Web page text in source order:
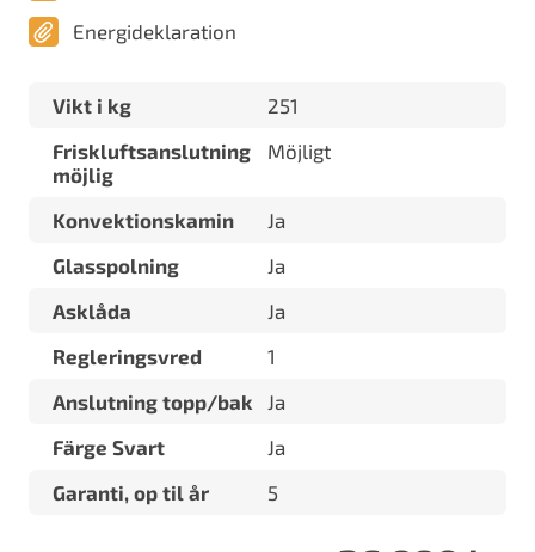
Energideklaration
Vikt i kg
251
Friskluftsanslutning
möjlig
Möjligt
Konvektionskamin
Ja
Glasspolning
Ja
Asklåda
Ja
Regleringsvred
1
Anslutning topp/bak
Ja
Färge Svart
Ja
Garanti, op til år
5